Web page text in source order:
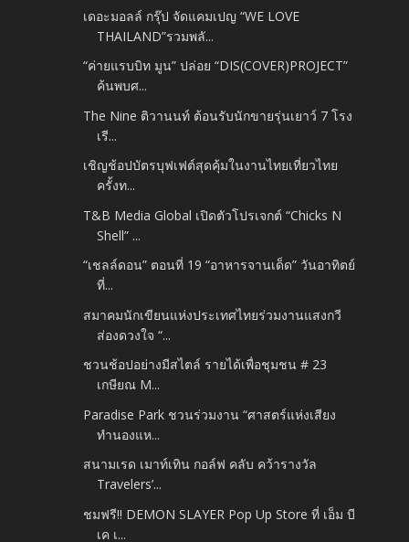
เดอะมอลล์ กรุ๊ป จัดแคมเปญ “WE LOVE
THAILAND”รวมพลั...
“ค่ายแรบบิท มูน” ปล่อย “DIS(COVER)PROJECT”
ค้นพบศ...
The Nine ติวานนท์ ต้อนรับนักขายรุ่นเยาว์ 7 โรง
เรี...
เชิญช้อปบัตรบุฟเฟต์สุดคุ้มในงานไทยเที่ยวไทย
ครั้งท...
T&B Media Global เปิดตัวโปรเจกต์ “Chicks N
Shell” ...
“เชลล์ดอน” ตอนที่ 19 “อาหารจานเด็ด” วันอาทิตย์
ที่...
สมาคมนักเขียนแห่งประเทศไทยร่วมงานแสงกวี
ส่องดวงใจ “...
ชวนช้อปอย่างมีสไตล์ รายได้เพื่อชุมชน # 23
เกษียณ M...
Paradise Park ชวนร่วมงาน “ศาสตร์แห่งเสียง
ทำนองแห...
สนามเรด เมาท์เทิน กอล์ฟ คลับ คว้ารางวัล
Travelers’...
ชมฟรี!! DEMON SLAYER Pop Up Store ที่ เอ็ม บี
เค เ...